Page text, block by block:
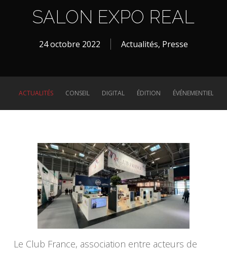
SALON EXPO REAL
24 octobre 2022 Actualités, Presse
ACTUALITÉS CONSEIL DIGITAL ÉDITION ÉVÉNEMENTIEL
Le Club France, association entre acteurs de